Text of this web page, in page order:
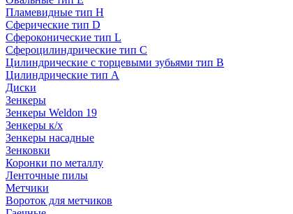
Пламевидные тип H
Сферические тип D
Сфероконические тип L
Сфероцилиндрические тип C
Цилиндрические с торцевыми зубьями тип B
Цилиндрические тип А
Диски
Зенкеры
Зенкеры Weldon 19
Зенкеры к/х
Зенкеры насадные
Зенковки
Коронки по металлу
Ленточные пилы
Метчики
Вороток для метчиков